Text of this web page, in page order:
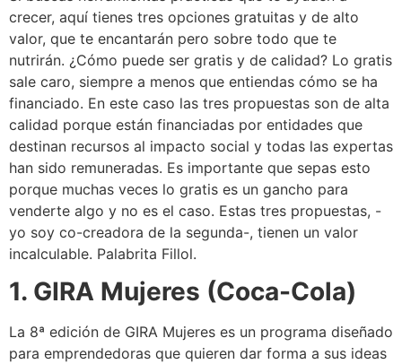
crecer, aquí tienes tres opciones gratuitas y de alto
valor, que te encantarán pero sobre todo que te
nutrirán. ¿Cómo puede ser gratis y de calidad? Lo gratis
sale caro, siempre a menos que entiendas cómo se ha
financiado. En este caso las tres propuestas son de alta
calidad porque están financiadas por entidades que
destinan recursos al impacto social y todas las expertas
han sido remuneradas. Es importante que sepas esto
porque muchas veces lo gratis es un gancho para
venderte algo y no es el caso. Estas tres propuestas, -
yo soy co-creadora de la segunda-, tienen un valor
incalculable. Palabrita Fillol.
1. GIRA Mujeres (Coca-Cola)
La 8ª edición de GIRA Mujeres es un programa diseñado
para emprendedoras que quieren dar forma a sus ideas